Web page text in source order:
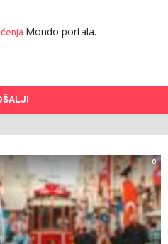
Mondo portala.
0